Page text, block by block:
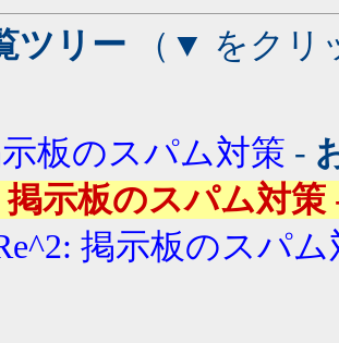
ツリー （▼ をクリ
板のスパム対策 -
掲示板のスパム対策
掲示板のスパム